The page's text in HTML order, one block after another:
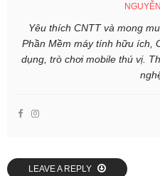
Yêu thích CNTT và mong
Phần Mềm máy tính hữu ích,
dụng, trò chơi mobile thú vị.
LEAVE A REPLY